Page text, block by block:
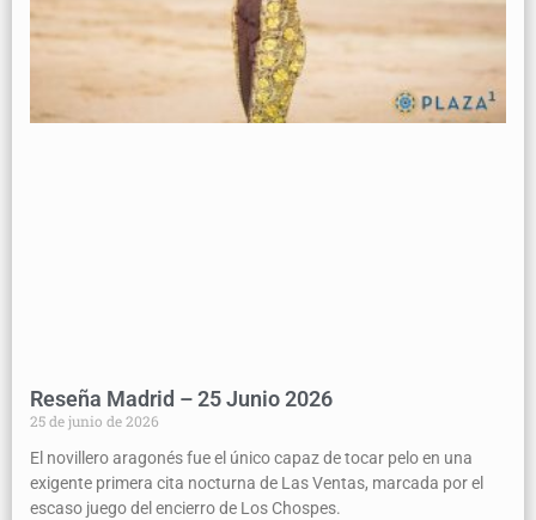
Reseña Madrid – 25 Junio 2026
25 de junio de 2026
El novillero aragonés fue el único capaz de tocar pelo en una
exigente primera cita nocturna de Las Ventas, marcada por el
escaso juego del encierro de Los Chospes.